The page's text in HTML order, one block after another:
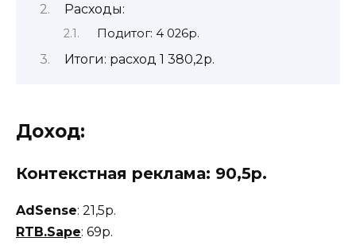
Расходы:
Подитог: 4 026р.
Итоги: расход 1 380,2р.
Доход:
Контекстная реклама: 90,5р.
AdSense: 21,5р.
RTB.Sape: 69р.